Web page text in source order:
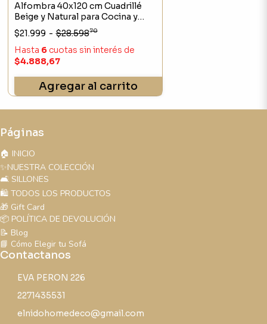
Alfombra 40x120 cm Cuadrillé
Beige y Natural para Cocina y
Pasillo Lavable
$21.999 - $28.59870
Hasta 6cuotas sin interés de
$4.888,67
Agregar al carrito
Páginas
🏠 INICIO
✨NUESTRA COLECCIÓN
🛋️ SILLONES
🛍️ TODOS LOS PRODUCTOS
🎁 Gift Card
📦 POLÍTICA DE DEVOLUCIÓN
📝 Blog
📘 Cómo Elegir tu Sofá
Contactanos
EVA PERON 226
2271435531
elnidohomedeco@gmail.com